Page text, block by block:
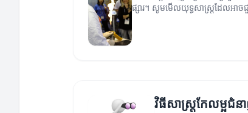
ផ្សារ។ សូមមើលយុទ្ធសាស្ត្រដែលអាច
វិធីសាស្ត្រកែលម្អជំន